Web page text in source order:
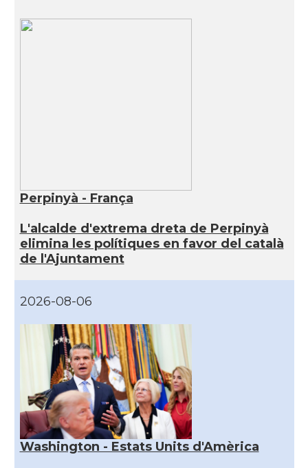
Perpinyà - França
L'alcalde d'extrema dreta de Perpinyà
elimina les polítiques en favor del català
de l'Ajuntament
2026-08-06
Washington - Estats Units d'Amèrica